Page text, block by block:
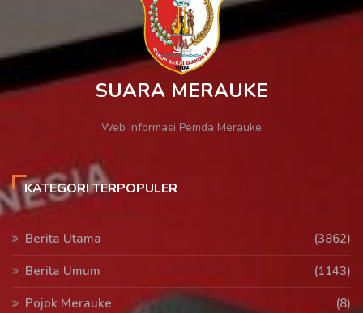
SUARA MERAUKE
Web Informasi Pemda Merauke
KATEGORI TERPOPULER
Berita Utama
(3862)
Berita Umum
(1143)
Pojok Merauke
(8)